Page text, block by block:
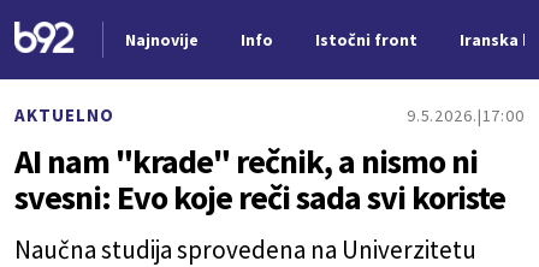
Najnovije Info Istočni front Iranska
AKTUELNO 9.5.2026. 17:00
AI nam "krade" rečnik, a nismo ni
svesni: Evo koje reči sada svi koriste
Naučna studija sprovedena na Univerzitetu